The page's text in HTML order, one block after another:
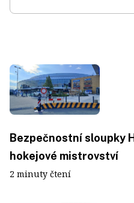
Bezpečnostní sloupky
hokejové mistrovství
2 minuty čtení